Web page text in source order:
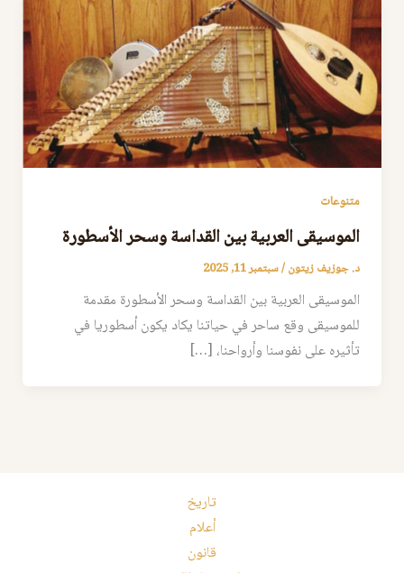
متنوعات
الموسيقى العربية بين القداسة وسحر الأسطورة
د. جوزيف زيتون/سبتمبر 11, 2025
الموسيقى العربية بين القداسة وسحر الأسطورة مقدمة
للموسيقى وقع ساحر في حياتنا يكاد يكون أسطوريا في
تأثيره على نفوسنا وأرواحنا، […]
تاريخ
أعلام
قانون